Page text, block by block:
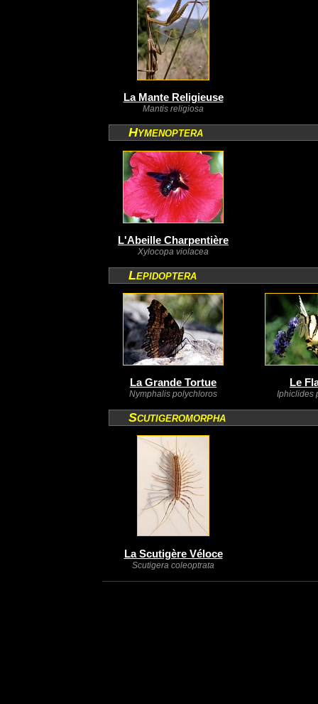
La Mante Religieuse
Mantis religiosa
Hymenoptera
L'Abeille Charpentière
Xylocopa violacea
Lepidoptera
La Grande Tortue
Nymphalis polychloros
Le
Iphiclides
Scutigeromorpha
La Scutigère Véloce
Scutigera coleoptrata